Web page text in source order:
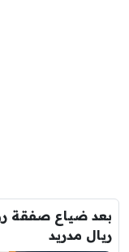
بعد ضياع صفقة
ريال مدريد